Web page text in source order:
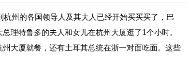
州的各国领导人及其夫人已经开始买买买了，巴
理特鲁多的夫人和女儿在杭州大厦逛了1个小时。
大厦就餐，还有土耳其总统在浙一对面吃面。这些